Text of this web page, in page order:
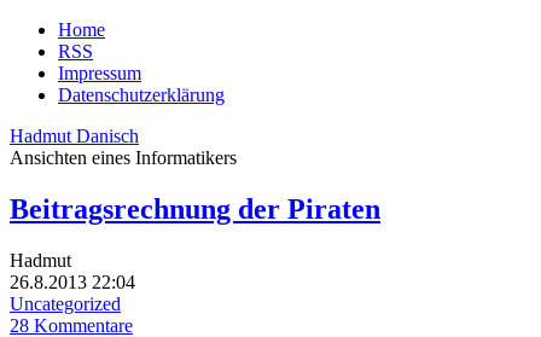
Home
RSS
Impressum
Datenschutzerklärung
Hadmut Danisch
Ansichten eines Informatikers
Beitragsrechnung der Piraten
Hadmut
26.8.2013 22:04
Uncategorized
28 Kommentare